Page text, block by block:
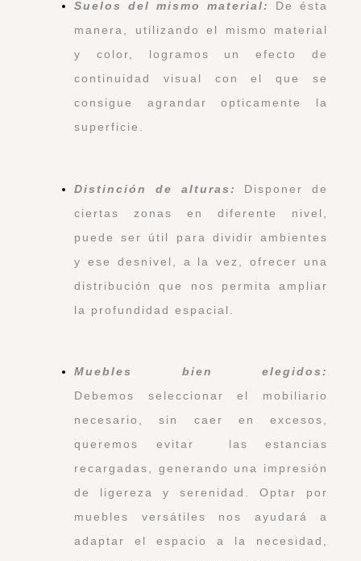
Suelos del mismo material:
De ésta
manera, utilizando el mismo material
y color, logramos un efecto de
continuidad visual con el que se
consigue agrandar opticamente la
superficie.
Distinción de alturas:
Disponer de
ciertas zonas en diferente nivel,
puede ser útil para dividir ambientes
y ese desnivel, a la vez, ofrecer una
distribución que nos permita ampliar
la profundidad espacial.
Muebles bien elegidos:
Debemos seleccionar el mobiliario
necesario, sin caer en excesos,
queremos evitar las estancias
recargadas, generando una impresión
de ligereza y serenidad. Optar por
muebles versátiles nos ayudará a
adaptar el espacio a la necesidad,